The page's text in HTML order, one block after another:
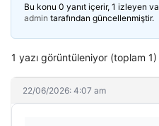
Bu konu 0 yanıt içerir, 1 izleyen
admin tarafından güncellenmiştir.
1 yazı görüntüleniyor (toplam 1)
22/06/2026: 4:07 am